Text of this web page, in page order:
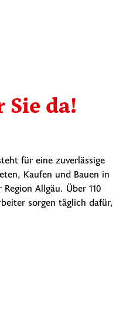
da!
für eine zuverlässige
Kaufen und Bauen in
Allgäu. Über 110
sorgen täglich dafür,